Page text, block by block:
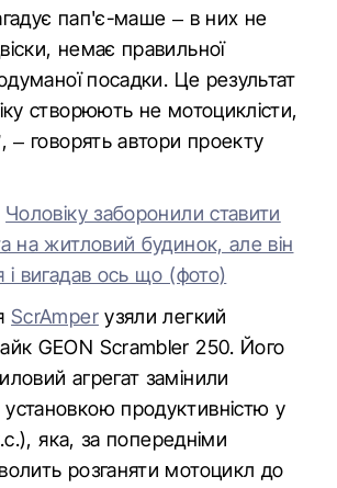
пап'є-маше – в них не
немає правильної
посадки. Це результат
створюють не мотоциклісти,
– говорять автори проекту
Чоловіку заборонили ставити
на житловий будинок, але він
і вигадав ось що (фото)
ScrAmperузяли легкий
GEON Scrambler 250. Його
агрегат замінили
продуктивністю у
яка, за попередніми
розганяти мотоцикл до